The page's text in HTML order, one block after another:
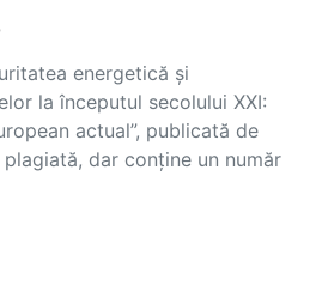
energetică şi
la începutul secolului XXI:
actual”, publicată de
plagiată, dar conține un număr